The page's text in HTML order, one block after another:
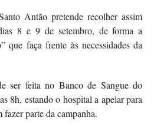
Antão pretende recolher assim
8 e 9 de setembro, de forma a
que faça frente às necessidades da
ser feita no Banco de Sangue do
8h, estando o hospital a apelar para
fazer parte da campanha.